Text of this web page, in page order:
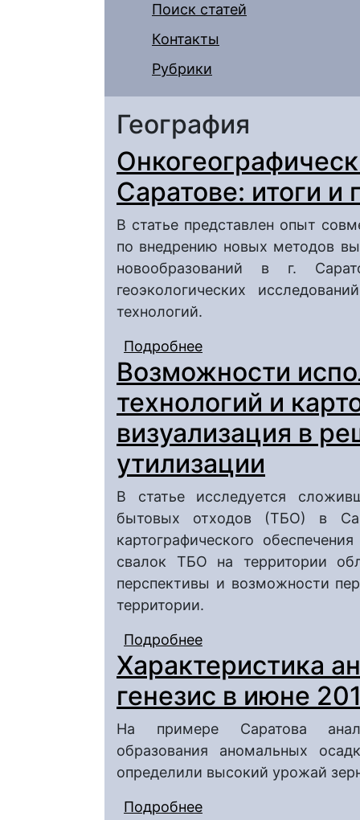
Поиск статей
Контакты
Рубрики
География
Cаратове: итоги и
В статье представлен опыт
по внедрению новых методов
новообразований в г.
геоэкологических
технологий.
Подробнее
перспективы
Возможности
технологий и
визуализация в
утилизации
В статье исследуется
бытовых отходов (ТБО) в
картографического
свалок ТБО на территории
перспективы и возможности
территории.
Подробнее
картографическая
Характеристика
генезис в июне
На примере Саратова
образования аномальных
определили высокий урожай
Подробнее